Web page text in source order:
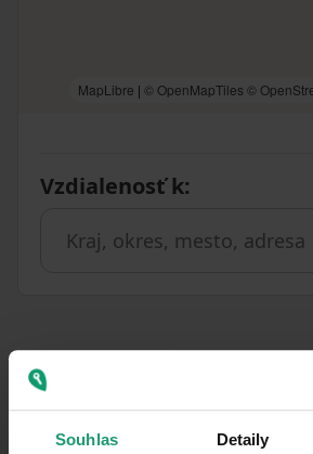
Souhlas Detaily
MapLibre | © OpenMapTiles ©
Vzdialenosť k:
Podobné ponuky
nehnuteľnosť